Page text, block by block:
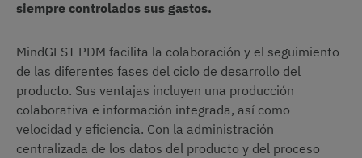
siempre controlados sus gastos.
MindGEST PDM facilita la colaboración y el seguimiento
de las diferentes fases del ciclo de desarrollo del
producto. Sus ventajas incluyen una producción
colaborativa e información integrada, así como
velocidad y eficiencia. Con la administración
centralizada de los datos del producto y del proceso